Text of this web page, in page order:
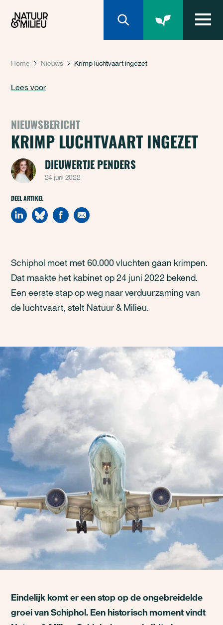
Home Nieuws Krimp luchtvaart ingezet
Lees voor
NIEUWSBERICHT
KRIMP LUCHTVAART INGEZET
DIEUWERTJE PENDERS
24 juni 2022
DEEL ARTIKEL
Schiphol moet met 60.000 vluchten gaan krimpen.
Dat maakte het kabinet op 24 juni 2022 bekend.
Een eerste stap op weg naar verduurzaming van
de luchtvaart, stelt Natuur & Milieu.
Eindelijk komt er een stop op de ongebreidelde
groei van Schiphol. Een historisch moment vindt